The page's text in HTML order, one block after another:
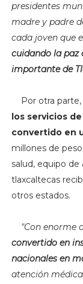
presidentes
madre y padre
cada joven que
cuidando la
importante de
Por otra parte,
los servicios
convertido en
millones de
salud, equipo
tlaxcaltecas
otros estados.
"Con enorme
convertido en
nacionales en
atención